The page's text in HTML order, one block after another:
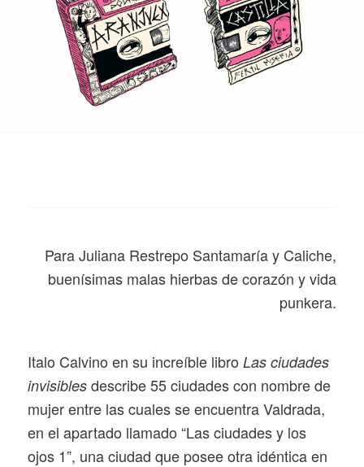
Para Juliana Restrepo Santamaría y Caliche,
buenísimas malas hierbas de corazón y vida
punkera.
Italo Calvino en su increíble libro Las ciudades
invisiblesdescribe 55 ciudades con nombre de
mujer entre las cuales se encuentra Valdrada,
en el apartado llamado “Las ciudades y los
ojos 1”, una ciudad que posee otra idéntica en